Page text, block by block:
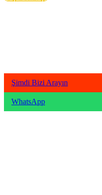
Şimdi Bizi Arayın
WhatsApp